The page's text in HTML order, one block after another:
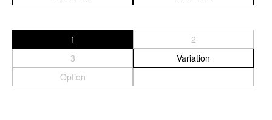
便利なアタッチメント／パーツ
ストラップ／ネックストラップ
カメラ用ストラップ
キーケース／キーホルダー
1
2
3
Variation
Option